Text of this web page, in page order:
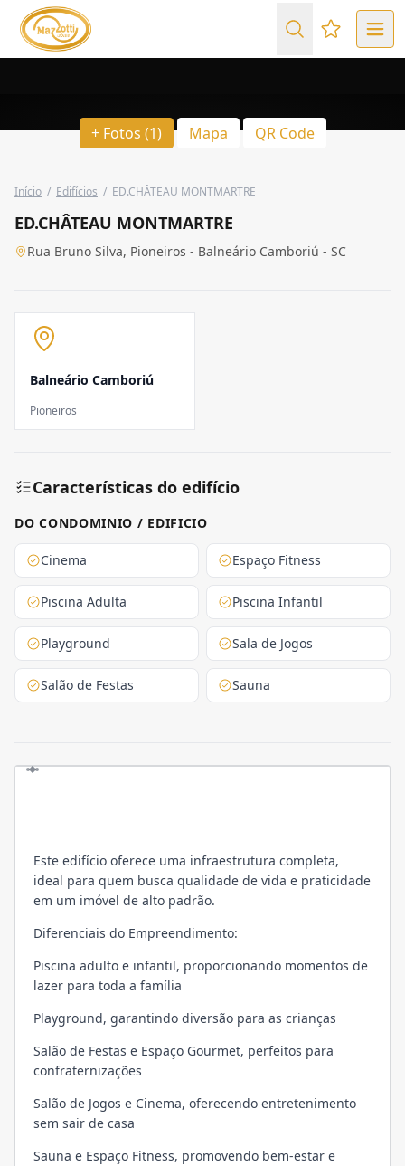
Favoritos
+ Fotos (1) Mapa QR Code
Início / Edifícios / ED.CHÂTEAU MONTMARTRE
ED.CHÂTEAU MONTMARTRE
Rua Bruno Silva, Pioneiros - Balneário Camboriú - SC
Balneário Camboriú
Pioneiros
Características do edifício
DO CONDOMINIO / EDIFICIO
Cinema Espaço Fitness
Piscina Adulta Piscina Infantil
Playground Sala de Jogos
Salão de Festas Sauna
Este edifício oferece uma infraestrutura completa,
ideal para quem busca qualidade de vida e praticidade
em um imóvel de alto padrão.
Diferenciais do Empreendimento:
Piscina adulto e infantil, proporcionando momentos de
lazer para toda a família
Playground, garantindo diversão para as crianças
Salão de Festas e Espaço Gourmet, perfeitos para
confraternizações
Salão de Jogos e Cinema, oferecendo entretenimento
sem sair de casa
Sauna e Espaço Fitness, promovendo bem-estar e